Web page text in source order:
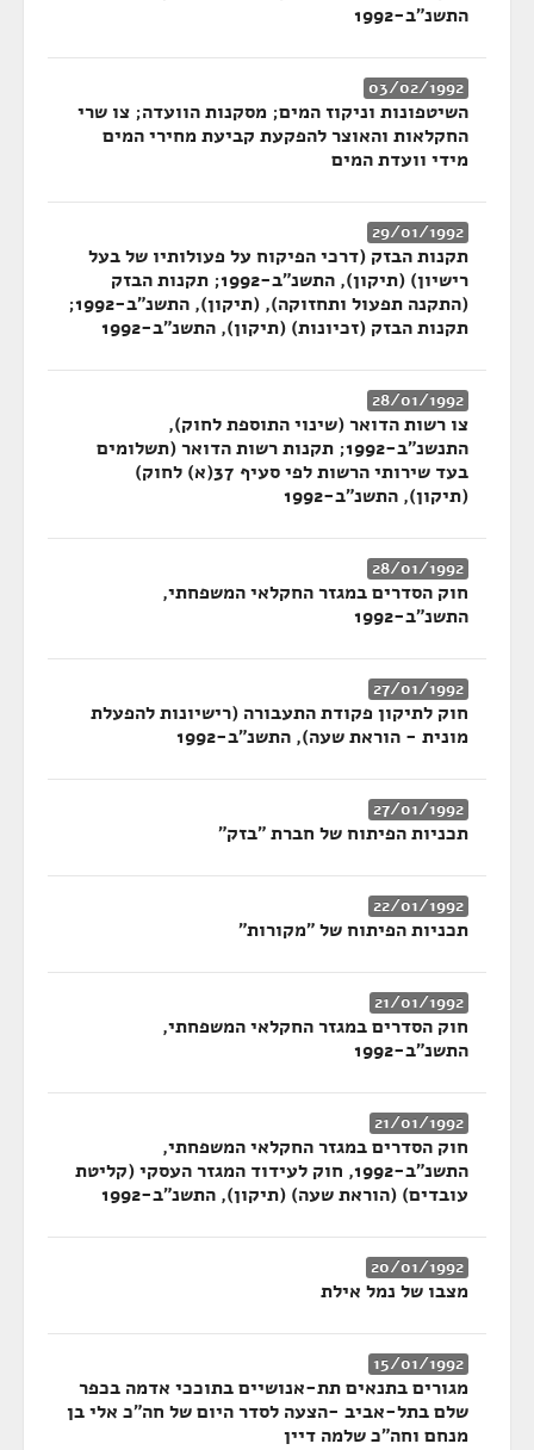
התשנ"ב-1992
03/02/1992
השיטפונות וניקוז המים; מסקנות הוועדה; צו שרי
החקלאות והאוצר להפקעת קביעת מחירי המים
מידי וועדת המים
29/01/1992
תקנות הבזק (דרכי הפיקוח על פעולותיו של בעל
רישיון) (תיקון), התשנ"ב-1992; תקנות הבזק
(התקנה תפעול ותחזוקה), (תיקון), התשנ"ב-1992;
תקנות הבזק (זכיונות) (תיקון), התשנ"ב-1992
28/01/1992
צו רשות הדואר (שינוי התוספת לחוק),
התנשנ"ב-1992; תקנות רשות הדואר (תשלומים
בעד שירותי הרשות לפי סעיף 37(א) לחוק)
(תיקון), התשנ"ב-1992
28/01/1992
חוק הסדרים במגזר החקלאי המשפחתי,
התשנ"ב-1992
27/01/1992
חוק לתיקון פקודת התעבורה (רישיונות להפעלת
מונית - הוראת שעה), התשנ"ב-1992
27/01/1992
תכניות הפיתוח של חברת "בזק"
22/01/1992
תכניות הפיתוח של "מקורות"
21/01/1992
חוק הסדרים במגזר החקלאי המשפחתי,
התשנ"ב-1992
21/01/1992
חוק הסדרים במגזר החקלאי המשפחתי,
התשנ"ב-1992, חוק לעידוד המגזר העסקי (קליטת
עובדים) (הוראת שעה) (תיקון), התשנ"ב-1992
20/01/1992
מצבו של נמל אילת
15/01/1992
מגורים בתנאים תת-אנושיים בתוככי אדמה בכפר
שלם בתל-אביב -הצעה לסדר היום של חה"כ אלי בן
מנחם וחה"כ שלמה דיין